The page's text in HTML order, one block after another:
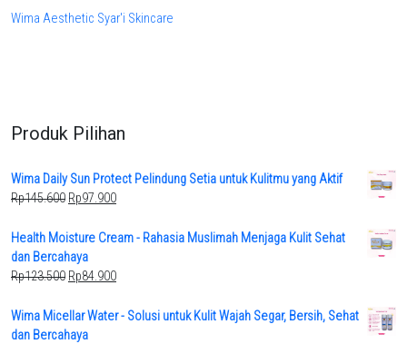
Wima Aesthetic Syar'i Skincare
Produk Pilihan
Wima Daily Sun Protect Pelindung Setia untuk Kulitmu yang Aktif
Rp145.600 Original
was:
Rp145.600.
Rp97.900Current
is:
Health Moisture Cream - Rahasia Muslimah Menjaga Kulit Sehat
dan Bercahaya
Rp123.500 Original
was:
Rp123.500.
Rp84.900Current
is:
Wima Micellar Water - Solusi untuk Kulit Wajah Segar, Bersih, Sehat
dan Bercahaya